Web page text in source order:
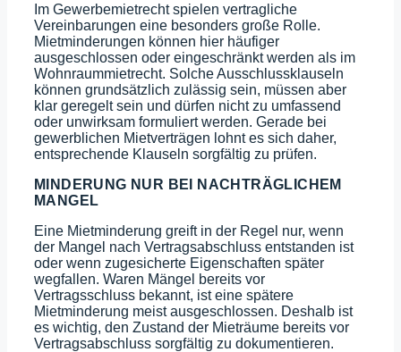
Im Gewerbemietrecht spielen vertragliche
Vereinbarungen eine besonders große Rolle.
Mietminderungen können hier häufiger
ausgeschlossen oder eingeschränkt werden als im
Wohnraummietrecht. Solche Ausschlussklauseln
können grundsätzlich zulässig sein, müssen aber
klar geregelt sein und dürfen nicht zu umfassend
oder unwirksam formuliert werden. Gerade bei
gewerblichen Mietverträgen lohnt es sich daher,
entsprechende Klauseln sorgfältig zu prüfen.
MINDERUNG NUR BEI NACHTRÄGLICHEM
MANGEL
Eine Mietminderung greift in der Regel nur, wenn
der Mangel nach Vertragsabschluss entstanden ist
oder wenn zugesicherte Eigenschaften später
wegfallen. Waren Mängel bereits vor
Vertragsschluss bekannt, ist eine spätere
Mietminderung meist ausgeschlossen. Deshalb ist
es wichtig, den Zustand der Mieträume bereits vor
Vertragsabschluss sorgfältig zu dokumentieren.